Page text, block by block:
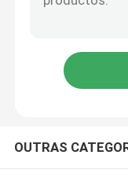
Jogo da
OUTRAS